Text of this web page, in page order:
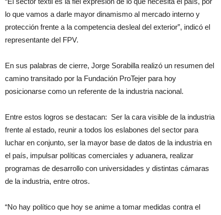
lo que vamos a darle mayor dinamismo al mercado interno y
protección frente a la competencia desleal del exterior”, indicó el
representante del FPV.
En sus palabras de cierre, Jorge Sorabilla realizó un resumen del
camino transitado por la Fundación ProTejer para hoy
posicionarse como un referente de la industria nacional.
Entre estos logros se destacan: Ser la cara visible de la industria
frente al estado, reunir a todos los eslabones del sector para
luchar en conjunto, ser la mayor base de datos de la industria en
el país, impulsar políticas comerciales y aduanera, realizar
programas de desarrollo con universidades y distintas cámaras
de la industria, entre otros.
“No hay político que hoy se anime a tomar medidas contra el